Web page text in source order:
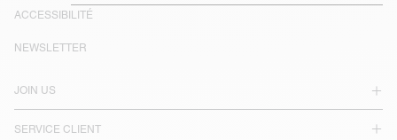
ACCESSIBILITÉ
JOIN US
SERVICE CLIENT
NEWSLETTER